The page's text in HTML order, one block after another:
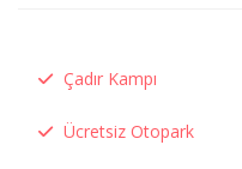
Çadır Kampı
Ücretsiz Otopark